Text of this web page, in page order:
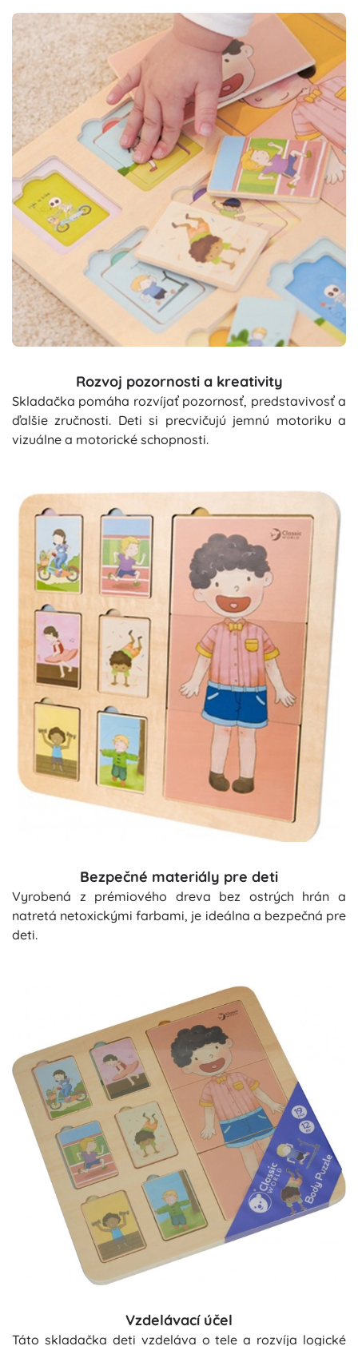
Rozvoj pozornosti a kreativity
Skladačka pomáha rozvíjať pozornosť, predstavivosť a
ďalšie zručnosti. Deti si precvičujú jemnú motoriku a
vizuálne a motorické schopnosti.
Bezpečné materiály pre deti
Vyrobená z prémiového dreva bez ostrých hrán a
natretá netoxickými farbami, je ideálna a bezpečná pre
deti.
Vzdelávací účel
Táto skladačka deti vzdeláva o tele a rozvíja logické